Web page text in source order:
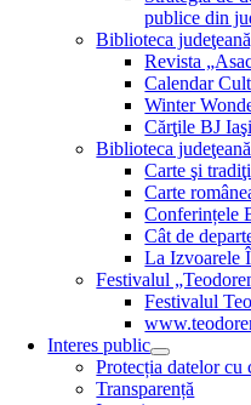
publice din
Biblioteca
Revista
Calendar
Winter
Cărţile BJ Iaşi
Biblioteca
Carte şi
Carte
Conferințele
Cât de
La Izvoarele
Festivalul
Festivalul
Interes public
Protecția datelor cu
Transparență